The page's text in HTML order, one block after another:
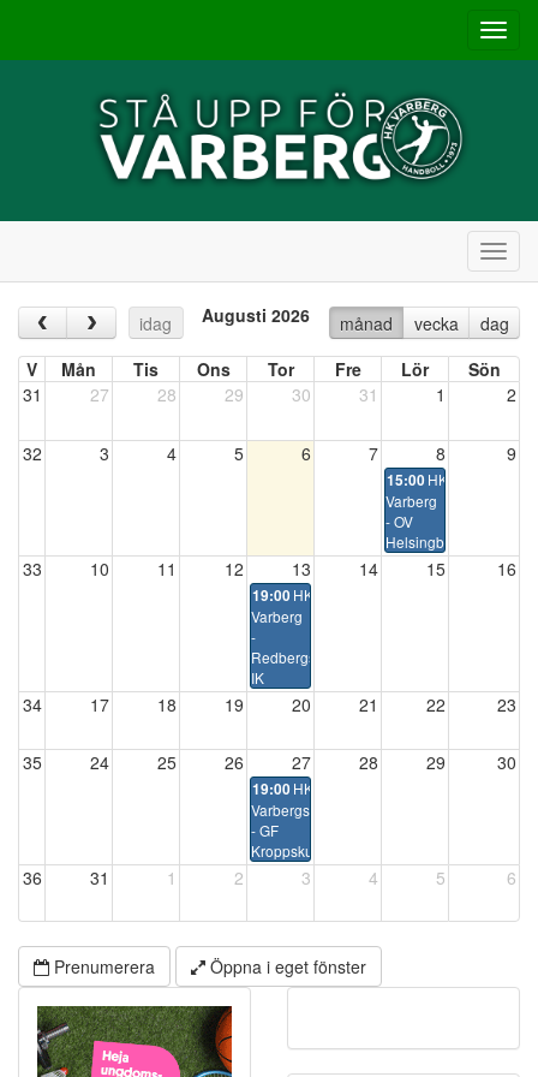
‹ › idag Augusti 2026 månad vecka dag
15:00 HK
Varberg
- OV
Helsingborg
19:00 HK
Varberg
-
Redbergslids
IK
19:00 HK
Varbergs
- GF
Kroppskultur
V Mån Tis Ons Tor Fre Lör
Sön
31
27 28 29 30 31 1 2
32 3 4 5 6 7 8 9
33 10 11 12 13 14 15 16
34 17 18 19 20 21 22 23
35 24 25 26 27 28 29 30
36 31 1 2 3 4 5 6
Prenumerera Öppna i eget fönster